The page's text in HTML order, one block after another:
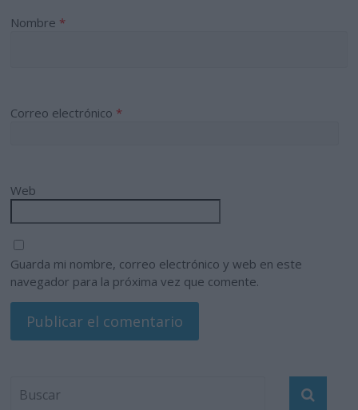
Nombre *
Correo electrónico *
Web
Guarda mi nombre, correo electrónico y web en este
navegador para la próxima vez que comente.